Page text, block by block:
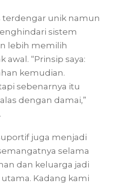
terdengar unik namun
sistem
lebih memilih
awal. “Prinsip saya:
kemudian.
sebenarnya itu
dengan damai,”
juga menjadi
selama
dan keluarga jadi
Kadang kami